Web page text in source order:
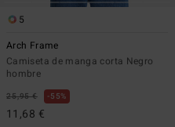
5
Arch Frame
Camiseta de manga corta Negro
hombre
25,95 € 55%
11,68 €